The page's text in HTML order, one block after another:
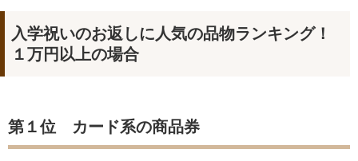
入学祝いのお返しに人気の品物ランキング！
１万円以上の場合
第１位 カード系の商品券